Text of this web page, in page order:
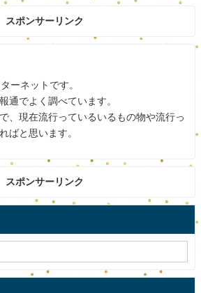
ポンサードリンク
スポンサーリンク
ーネットです。
通でよく調べています。
、現在流行っているいるもの物や流行っ
ばと思います。
スポンサーリンク